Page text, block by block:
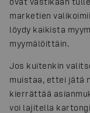
marketien
löydy kaikista
myymälöittäin.
Jos kuitenkin
muistaa, ettei jätä
kierrättää
voi lajitella